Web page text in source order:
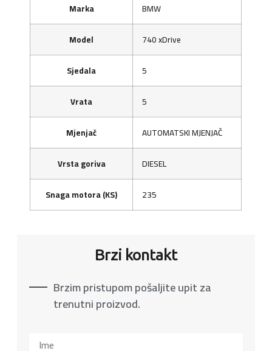
Marka
BMW
Model
740 xDrive
Sjedala
5
Vrata
5
Mjenjač
AUTOMATSKI MJENJAČ
Vrsta goriva
DIESEL
Snaga motora (KS)
235
Brzi kontakt
Brzim pristupom pošaljite upit za
trenutni proizvod.